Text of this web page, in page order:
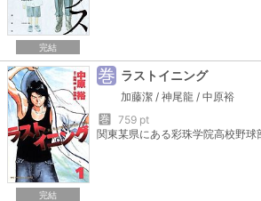
完結
完結
巻 ラストイニング
加藤潔 / 神尾龍 / 中原裕
巻
759 pt